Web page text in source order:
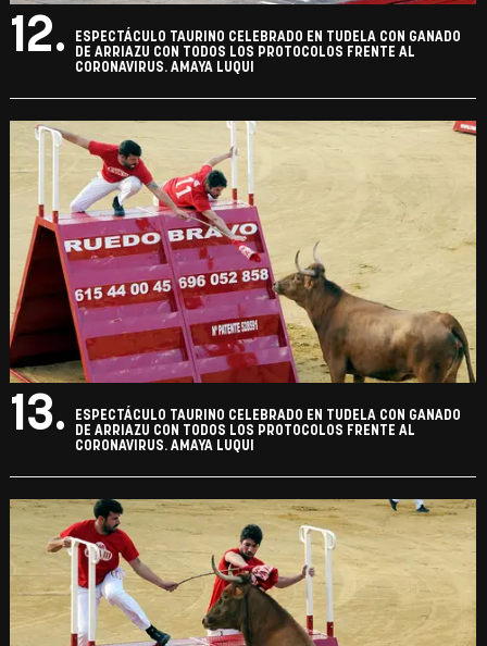
12.
ESPECTÁCULO TAURINO CELEBRADO EN TUDELA CON GANADO
DE ARRIAZU CON TODOS LOS PROTOCOLOS FRENTE AL
CORONAVIRUS. AMAYA LUQUI
13.
ESPECTÁCULO TAURINO CELEBRADO EN TUDELA CON GANADO
DE ARRIAZU CON TODOS LOS PROTOCOLOS FRENTE AL
CORONAVIRUS. AMAYA LUQUI